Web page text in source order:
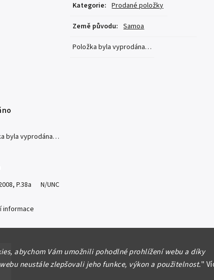
abychom Vám umožnili pohodlné prohlížení webu a díky
neustále zlepšovali jeho funkce, výkon a použitelnost."
Kategorie: Prodané položky
Země původu: Samoa
Položka byla vyprodána…
byla vyprodána…
P.38a N/UNC
informace
Hlídat Sdílet